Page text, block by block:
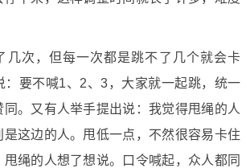
几次，但每一次都是跳不了几个就会卡
：要不喊1、2、3，大家就一起跳，统一
。又有人举手提出说：我觉得甩绳的人
是这边的人。甩低一点，不然很容易卡住
绳的人想了想说。口令喊起，众人都同